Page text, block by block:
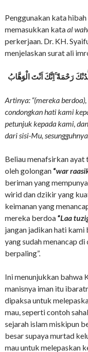
Penggunakan kata
memasukkan kataal
perkerjaan. Dr. KH.
menjelaskan surat ali
لَّدُنْكَ رَحْمَةً ۚاِنَّكَ اَنْتَ الْوَهَّابُ
Artinya: “(mereka
condongkan hati kami
petunjuk kepada kami,
dari sisi-Mu,
Beliau menafsirkan
oleh golongan “war
beriman yang
wirid dan dzikir yang
keimanan yang
mereka berdoa “Laa
jangan jadikan hati kami
yang sudah menancap
berpaling”.
Ini menunjukkan bahwa
manisnya iman itu
dipaksa untuk
mau, seperti contoh
sejarah islam miskipun
besar supaya murtad
mau untuk melepaskan